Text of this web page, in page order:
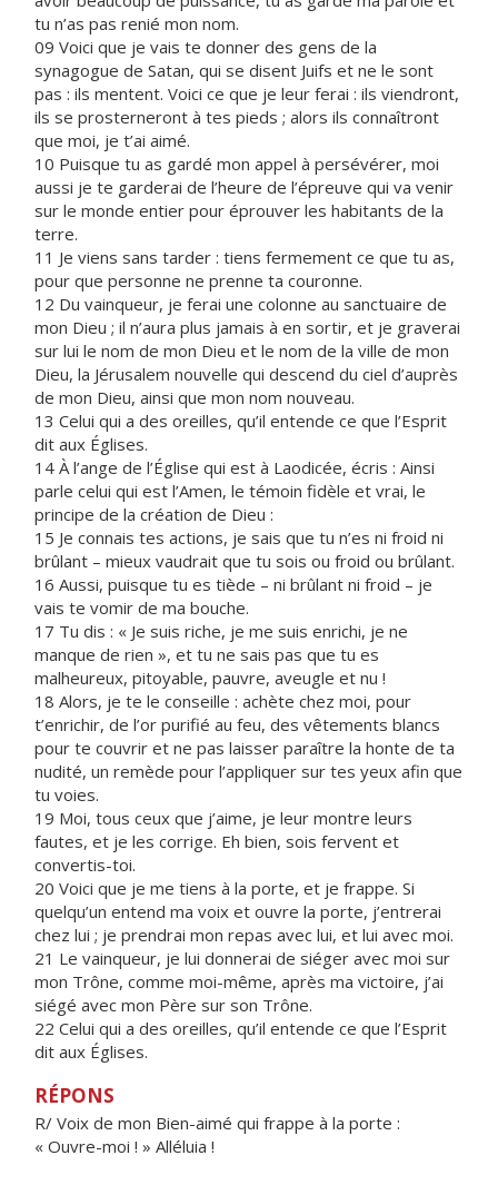
tu n’as pas renié mon nom.
09 Voici que je vais te donner des gens de la
synagogue de Satan, qui se disent Juifs et ne le sont
pas : ils mentent. Voici ce que je leur ferai : ils viendront,
ils se prosterneront à tes pieds ; alors ils connaîtront
que moi, je t’ai aimé.
10 Puisque tu as gardé mon appel à persévérer, moi
aussi je te garderai de l’heure de l’épreuve qui va venir
sur le monde entier pour éprouver les habitants de la
terre.
11 Je viens sans tarder : tiens fermement ce que tu as,
pour que personne ne prenne ta couronne.
12 Du vainqueur, je ferai une colonne au sanctuaire de
mon Dieu ; il n’aura plus jamais à en sortir, et je graverai
sur lui le nom de mon Dieu et le nom de la ville de mon
Dieu, la Jérusalem nouvelle qui descend du ciel d’auprès
de mon Dieu, ainsi que mon nom nouveau.
13 Celui qui a des oreilles, qu’il entende ce que l’Esprit
dit aux Églises.
14 À l’ange de l’Église qui est à Laodicée, écris : Ainsi
parle celui qui est l’Amen, le témoin fidèle et vrai, le
principe de la création de Dieu :
15 Je connais tes actions, je sais que tu n’es ni froid ni
brûlant – mieux vaudrait que tu sois ou froid ou brûlant.
16 Aussi, puisque tu es tiède – ni brûlant ni froid – je
vais te vomir de ma bouche.
17 Tu dis : « Je suis riche, je me suis enrichi, je ne
manque de rien », et tu ne sais pas que tu es
malheureux, pitoyable, pauvre, aveugle et nu !
18 Alors, je te le conseille : achète chez moi, pour
t’enrichir, de l’or purifié au feu, des vêtements blancs
pour te couvrir et ne pas laisser paraître la honte de ta
nudité, un remède pour l’appliquer sur tes yeux afin que
tu voies.
19 Moi, tous ceux que j’aime, je leur montre leurs
fautes, et je les corrige. Eh bien, sois fervent et
convertis-toi.
20 Voici que je me tiens à la porte, et je frappe. Si
quelqu’un entend ma voix et ouvre la porte, j’entrerai
chez lui ; je prendrai mon repas avec lui, et lui avec moi.
21 Le vainqueur, je lui donnerai de siéger avec moi sur
mon Trône, comme moi-même, après ma victoire, j’ai
siégé avec mon Père sur son Trône.
22 Celui qui a des oreilles, qu’il entende ce que l’Esprit
dit aux Églises.
RÉPONS
R/ Voix de mon Bien-aimé qui frappe à la porte :
« Ouvre-moi ! » Alléluia !